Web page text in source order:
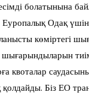
болатынына
Одақ
көміртегі
шығарындыларын
квоталар
Біз ЕО